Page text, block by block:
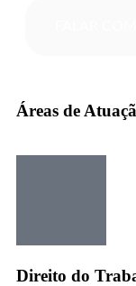
Áreas de
Direito do